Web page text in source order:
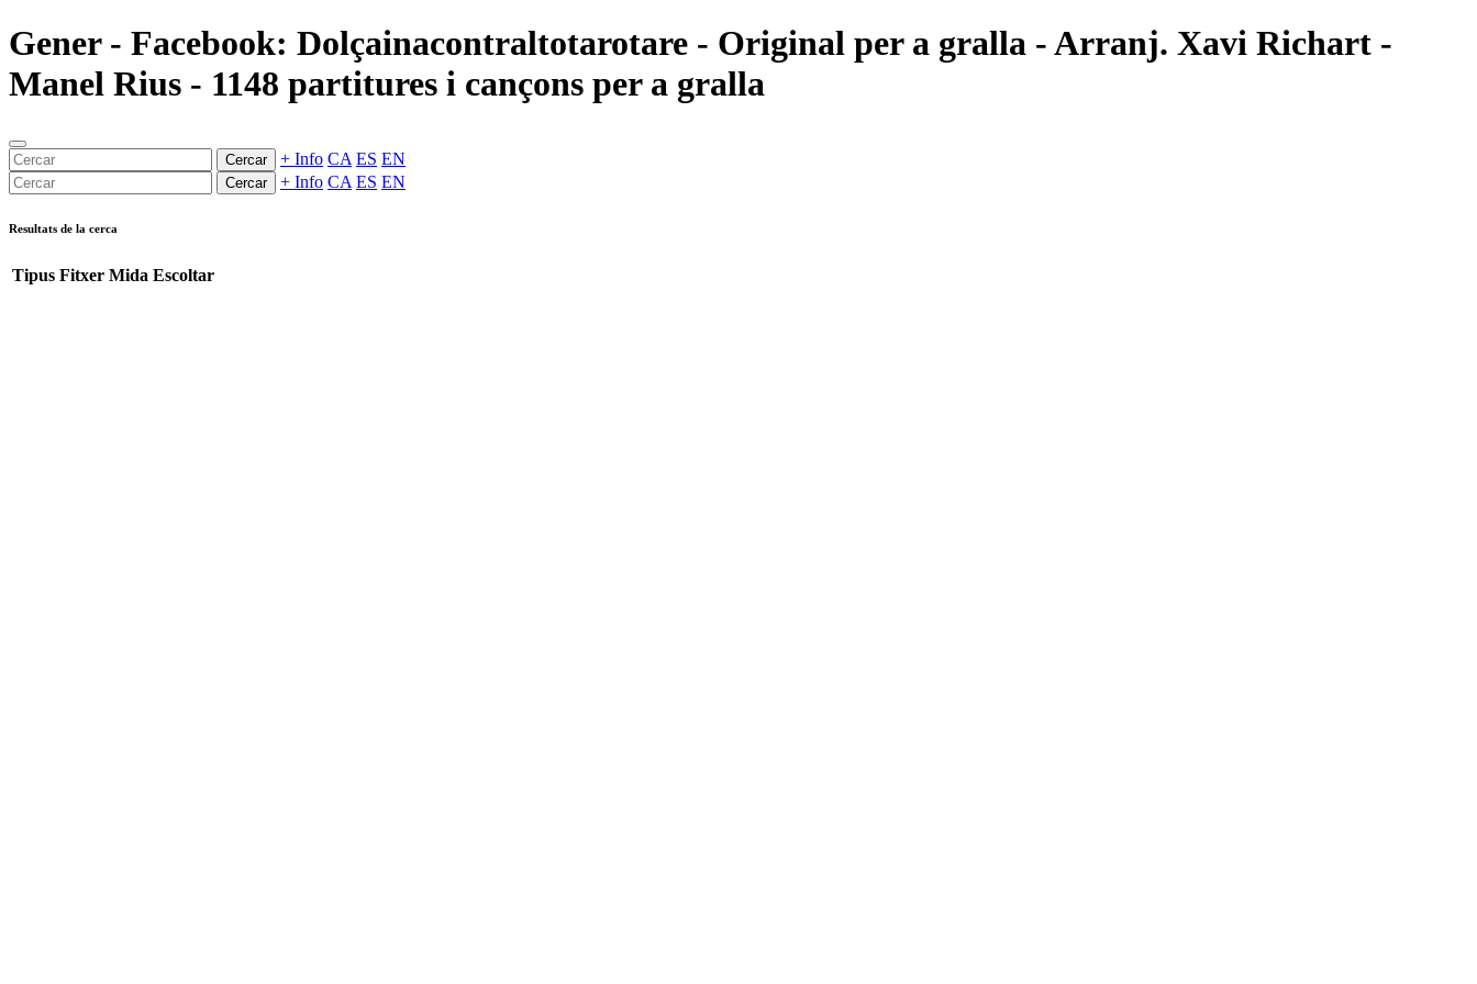
Gener - Facebook: Dolçainacontraltotarotare - Original per a gralla - Arranj. Xavi Richart -
Manel Rius - 1148 partitures i cançons per a gralla
Cercar + Info CA ES EN
Cercar + Info CA ES EN
Resultats de la cerca
Tipus Fitxer Mida Escoltar